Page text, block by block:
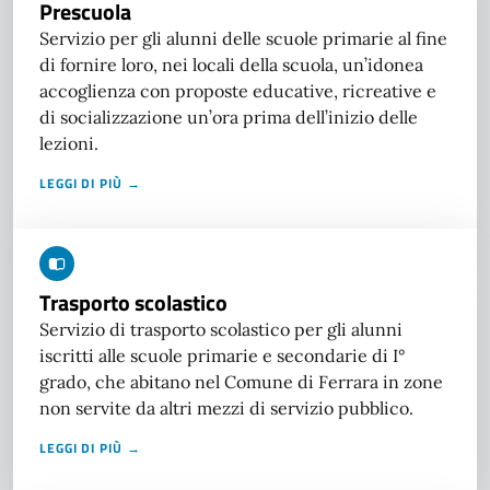
Prescuola
Servizio per gli alunni delle scuole primarie al fine
di fornire loro, nei locali della scuola, un’idonea
accoglienza con proposte educative, ricreative e
di socializzazione un’ora prima dell’inizio delle
lezioni.
LEGGI DI PIÙ →
Trasporto scolastico
Servizio di trasporto scolastico per gli alunni
iscritti alle scuole primarie e secondarie di I°
grado, che abitano nel Comune di Ferrara in zone
non servite da altri mezzi di servizio pubblico.
LEGGI DI PIÙ →